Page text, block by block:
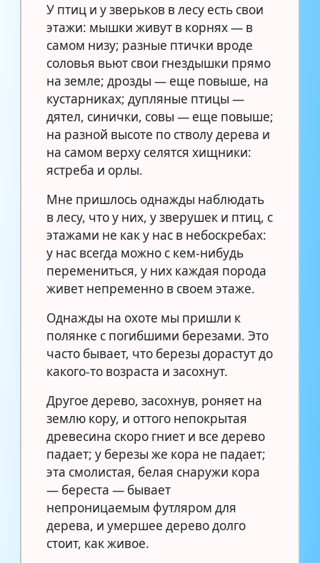
У птиц и у зверьков в лесу есть свои
этажи: мышки живут в корнях — в
самом низу; разные птички вроде
соловья вьют свои гнездышки прямо
на земле; дрозды — еще повыше, на
кустарниках; дупляные птицы —
дятел, синички, совы — еще повыше;
на разной высоте по стволу дерева и
на самом верху селятся хищники:
ястреба и орлы.
Мне пришлось однажды наблюдать
в лесу, что у них, у зверушек и птиц, с
этажами не как у нас в небоскребах:
у нас всегда можно с кем-нибудь
перемениться, у них каждая порода
живет непременно в своем этаже.
Однажды на охоте мы пришли к
полянке с погибшими березами. Это
часто бывает, что березы дорастут до
какого-то возраста и засохнут.
Другое дерево, засохнув, роняет на
землю кору, и оттого непокрытая
древесина скоро гниет и все дерево
падает; у березы же кора не падает;
эта смолистая, белая снаружи кора
— береста — бывает
непроницаемым футляром для
дерева, и умершее дерево долго
стоит, как живое.